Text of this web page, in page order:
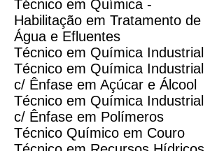
Técnico em Química -
Habilitação em Tratamento de
Água e Efluentes
Técnico em Química Industrial
Técnico em Química Industrial
c/ Ênfase em Açúcar e Álcool
Técnico em Química Industrial
c/ Ênfase em Polímeros
Técnico Químico em Couro